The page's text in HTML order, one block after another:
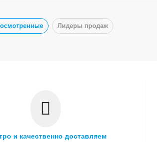
Лидеры продаж
и качественно доставляем